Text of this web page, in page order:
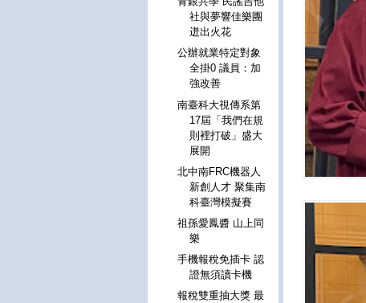
社與夢響佳樂團
迸出火花
公辦就業特定對象
全掛0 議員：加
強改善
南臺科大視傳系第
17屆「我們在規
則裡打破」盛大
展開
北中南FRC機器人
新創人才 聚集南
科臺灣模擬賽
祖孫愛鳳醬 山上同
樂
手機報稅免插卡 認
證無須讀卡機
報稅雙重抽大獎 最